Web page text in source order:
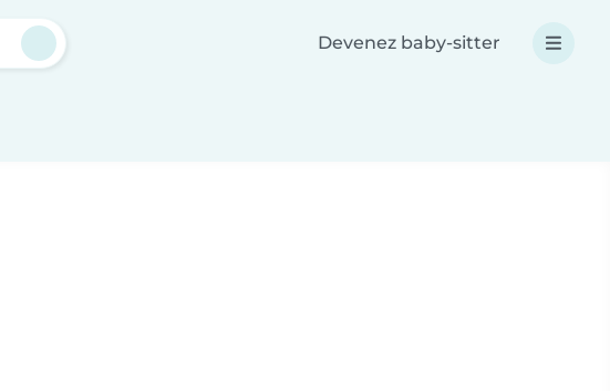
Devenez baby-sitter